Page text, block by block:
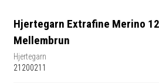
Hjertegarn Extrafine Merino
Mellembrun
Hjertegarn
21200211